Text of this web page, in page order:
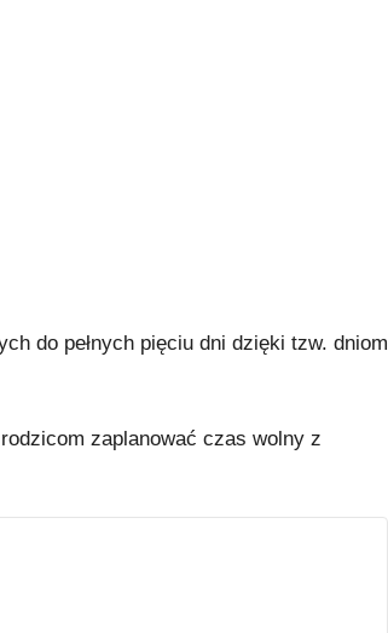
do pełnych pięciu dni dzięki tzw. dniom
zaplanować czas wolny z